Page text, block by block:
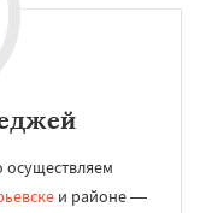
и районе —